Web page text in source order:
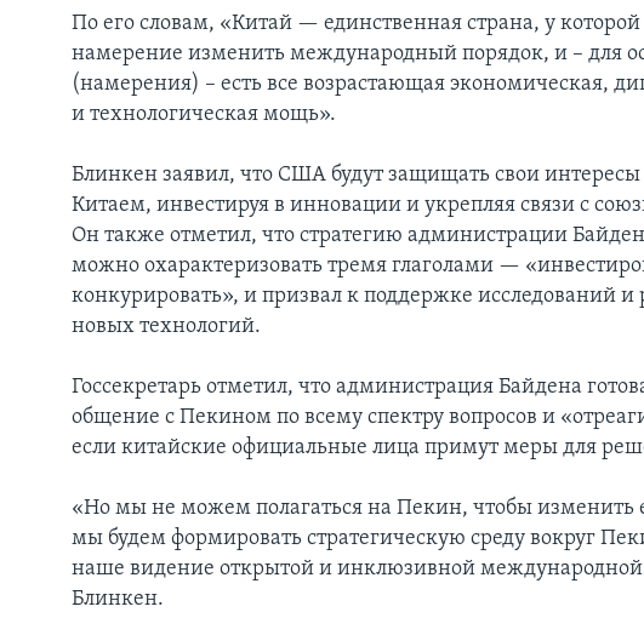
По его словам, «Китай — единственная страна, у
намерение изменить международный порядок, и – для
(намерения) – есть все возрастающая экономическая,
и технологическая мощь».
Блинкен заявил, что США будут защищать свои интересы
Китаем, инвестируя в инновации и укрепляя связи с
Он также отметил, что стратегию администрации
можно охарактеризовать тремя глаголами —
конкурировать», и призвал к поддержке исследований и
новых технологий.
Госсекретарь отметил, что администрация Байдена
общение с Пекином по всему спектру вопросов и
если китайские официальные лица примут меры для
«Но мы не можем полагаться на Пекин, чтобы изменить
мы будем формировать стратегическую среду вокруг
наше видение открытой и инклюзивной
Блинкен.